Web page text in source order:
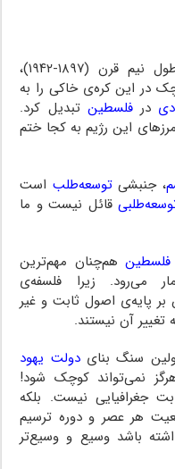
در طول نیم قرن (۱۸۹۷-۱۹۴۲)،
در این کره‌ی خاکی را به
درفلسطین تبدیل کرد.
این رژیم به کجا ختم
، جنبشیتوسعه‌طلب است
قائل نیست و ما
فلسطینهم‌چنان مهم‌ترین
می‌رود. زیرا فلسفه‌ی
پایه‌ی اصول ثابت و غیر
تغییر آن نیستند.
سنگ بنایدولت یهود
نمی‌تواند کوچک شود!
جغرافیایی نیست. بلکه
هر عصر و دوره ترسیم
باشد وسیع و وسیع‌تر